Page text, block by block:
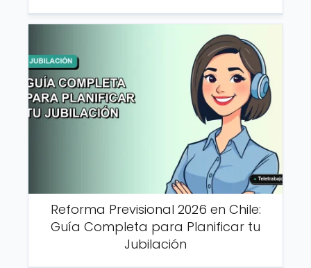
Reforma Previsional 2026 en Chile:
Guía Completa para Planificar tu
Jubilación